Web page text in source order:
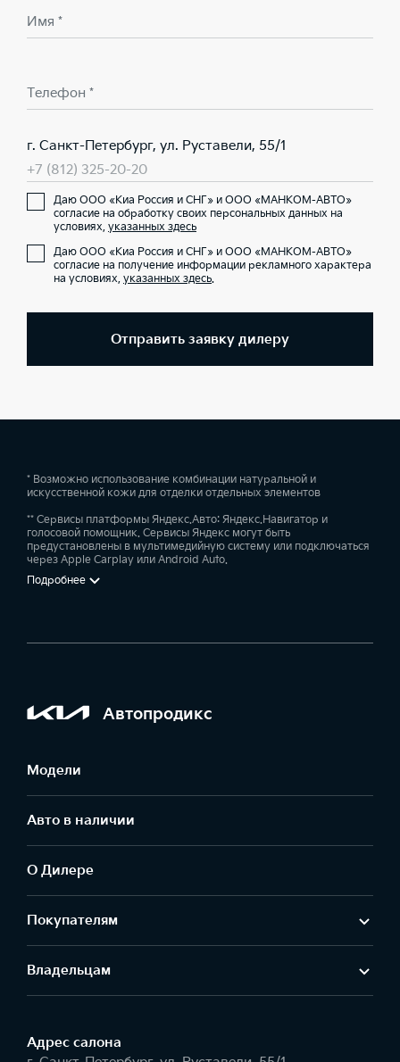
Имя *
Телефон *
г. Санкт-Петербург, ул. Руставели, 55/1
+7 (812) 325-20-20
Даю ООО «Киа Россия и СНГ» и ООО «МАНКОМ-АВТО»
согласие на обработку своих персональных данных на
условиях, указанных здесь
Даю ООО «Киа Россия и СНГ» и ООО «МАНКОМ-АВТО»
согласие на получение информации рекламного характера
на условиях, указанных здесь.
Отправить заявку дилеру
* Возможно использование комбинации натуральной и
искусственной кожи для отделки отдельных элементов
** Сервисы платформы Яндекс.Авто: Яндекс.Навигатор и
голосовой помощник. Сервисы Яндекс могут быть
предустановлены в мультимедийную систему или подключаться
через Apple Carplay или Android Auto.
Подробнее
Автопродикс
Модели
Авто в наличии
О Дилере
Покупателям
Владельцам
Адрес салонa